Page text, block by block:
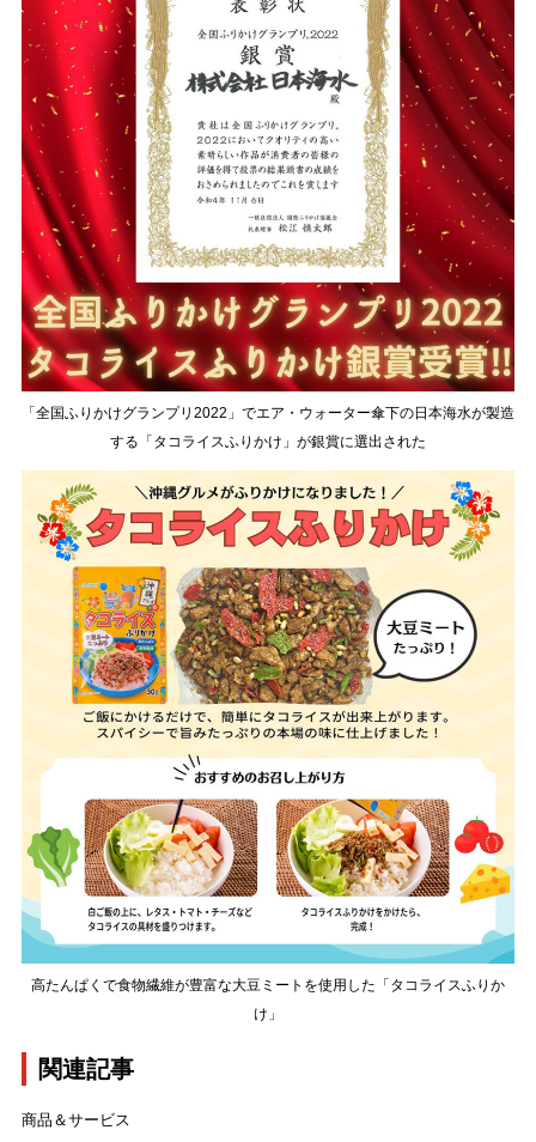
「全国ふりかけグランプリ2022」でエア・ウォーター傘下の日本海水が製造
する「タコライスふりかけ」が銀賞に選出された
高たんぱくで食物繊維が豊富な大豆ミートを使用した「タコライスふりか
け」
関連記事
商品＆サービス